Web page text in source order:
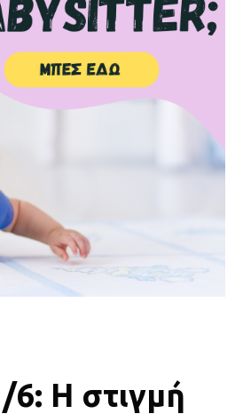
6: Η στιγμή